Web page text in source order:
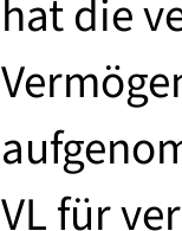
hat die
VL für